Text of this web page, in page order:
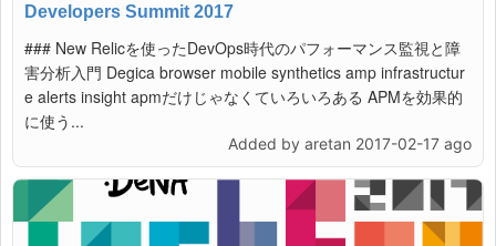
Developers Summit 2017
### New Relicを使ったDevOps時代のパフォーマンス監視と障
害分析入門 Degica browser mobile synthetics amp infrastructur
e alerts insight apmだけじゃなくていろいろある APMを効果的
に使う...
Added by aretan 2017-02-17 ago